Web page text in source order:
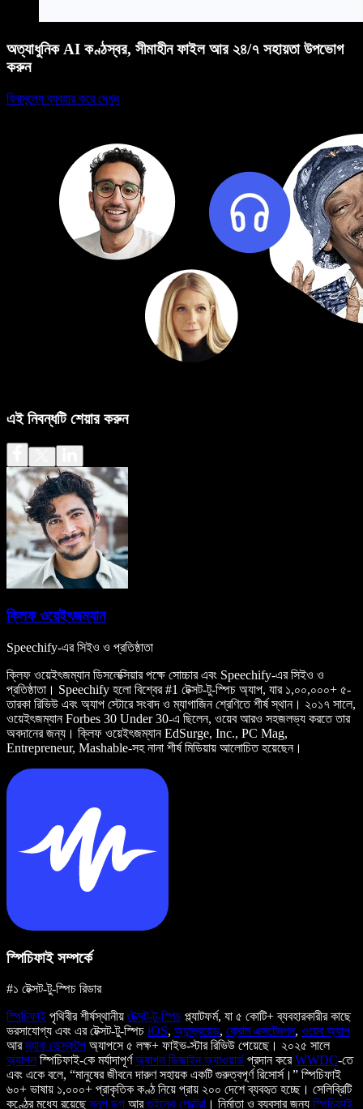
অত্যাধুনিক AI কণ্ঠস্বর, সীমাহীন ফাইল আর ২৪/৭ সহায়তা উপভোগ
করুন
বিনামূল্যে ব্যবহার করে দেখুন
এই নিবন্ধটি শেয়ার করুন
ক্লিফ ওয়েইৎজম্যান
Speechify-এর সিইও ও প্রতিষ্ঠাতা
ক্লিফ ওয়েইৎজম্যান ডিসলেক্সিয়ার পক্ষে সোচ্চার এবং Speechify-এর সিইও ও
প্রতিষ্ঠাতা। Speechify হলো বিশ্বের #1 টেক্সট-টু-স্পিচ অ্যাপ, যার ১,০০,০০০+ ৫-
তারকা রিভিউ এবং অ্যাপ স্টোরে সংবাদ ও ম্যাগাজিন শ্রেণিতে শীর্ষ স্থান। ২০১৭ সালে,
ওয়েইৎজম্যান Forbes 30 Under 30-এ ছিলেন, ওয়েব আরও সহজলভ্য করতে তার
অবদানের জন্য। ক্লিফ ওয়েইৎজম্যান EdSurge, Inc., PC Mag,
Entrepreneur, Mashable-সহ নানা শীর্ষ মিডিয়ায় আলোচিত হয়েছেন।
স্পিচিফাই সম্পর্কে
#১ টেক্সট-টু-স্পিচ রিডার
স্পিচিফাই পৃথিবীর শীর্ষস্থানীয় টেক্সট-টু-স্পিচ প্ল্যাটফর্ম, যা ৫ কোটি+ ব্যবহারকারীর কাছে
ভরসাযোগ্য এবং এর টেক্সট-টু-স্পিচ iOS, অ্যান্ড্রয়েড, ক্রোম এক্সটেনশন, ওয়েব অ্যাপ
আরম্যাক ডেস্কটপ অ্যাপসে ৫ লক্ষ+ ফাইভ-স্টার রিভিউ পেয়েছে। ২০২৫ সালে
অ্যাপলস্পিচিফাই-কে মর্যাদাপূর্ণঅ্যাপল ডিজাইন অ্যাওয়ার্ড প্রদান করেWWDC-তে
এবং একে বলে, “মানুষের জীবনে দারুণ সহায়ক একটি গুরুত্বপূর্ণ রিসোর্স।” স্পিচিফাই
৬০+ ভাষায় ১,০০০+ প্রাকৃতিক কণ্ঠ নিয়ে প্রায় ২০০ দেশে ব্যবহৃত হচ্ছে। সেলিব্রিটি
কণ্ঠের মধ্যে রয়েছেস্নুপ ডগ আরগুইনেথ পেল্ট্রো । নির্মাতা ও ব্যবসার জন্য স্পিচিফাই